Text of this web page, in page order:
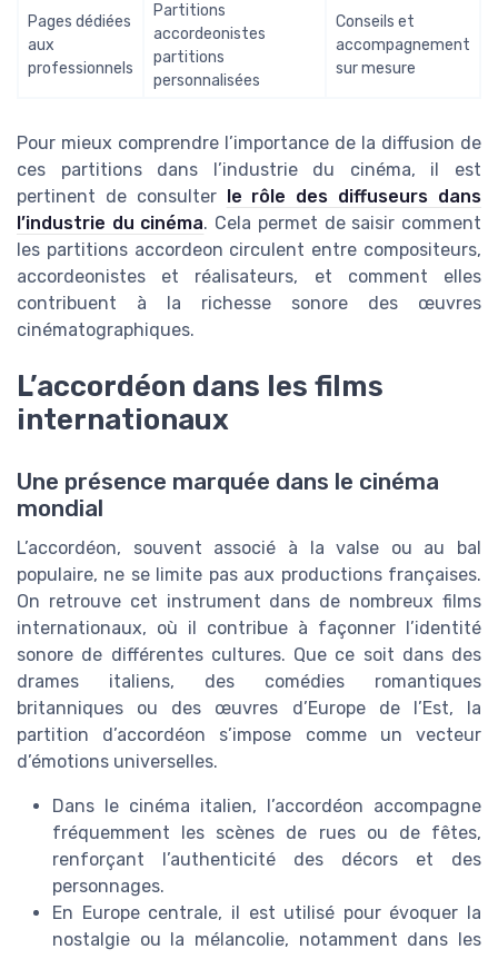
Pages dédiées
aux
professionnels
Partitions
accordeonistes
partitions
personnalisées
Conseils et
accompagnement
sur mesure
Pour mieux comprendre l’importance de la diffusion de
ces partitions dans l’industrie du cinéma, il est
pertinent de consulter
le rôle des diffuseurs dans
l’industrie du cinéma. Cela permet de saisir comment
les partitions accordeon circulent entre compositeurs,
accordeonistes et réalisateurs, et comment elles
contribuent à la richesse sonore des œuvres
cinématographiques.
L’accordéon dans les films
internationaux
Une présence marquée dans le cinéma
mondial
L’accordéon, souvent associé à la valse ou au bal
populaire, ne se limite pas aux productions françaises.
On retrouve cet instrument dans de nombreux films
internationaux, où il contribue à façonner l’identité
sonore de différentes cultures. Que ce soit dans des
drames italiens, des comédies romantiques
britanniques ou des œuvres d’Europe de l’Est, la
partition d’accordéon s’impose comme un vecteur
d’émotions universelles.
Dans le cinéma italien, l’accordéon accompagne
fréquemment les scènes de rues ou de fêtes,
renforçant l’authenticité des décors et des
personnages.
En Europe centrale, il est utilisé pour évoquer la
nostalgie ou la mélancolie, notamment dans les